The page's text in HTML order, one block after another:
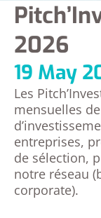
2026
19 May
Les
mensuelles
entreprises,
de sélection,
notre réseau
corporate).